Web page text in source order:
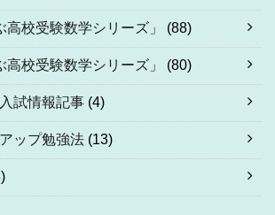
校受験数学シリーズ」 (88)
校受験数学シリーズ」 (80)
試情報記事 (4)
ップ勉強法 (13)